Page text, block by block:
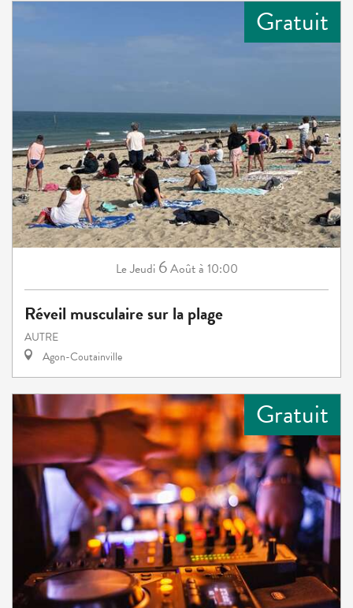
Gratuit
LeJeudi 6Aoûtà 10:00
Réveil musculaire sur la plage
AUTRE
Agon-Coutainville
Gratuit